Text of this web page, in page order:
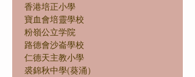
香港培正小學
寶血會培靈學校
粉嶺公立学院
路德會沙崙學校
仁德天主教小學
裘錦秋中學(葵涌）